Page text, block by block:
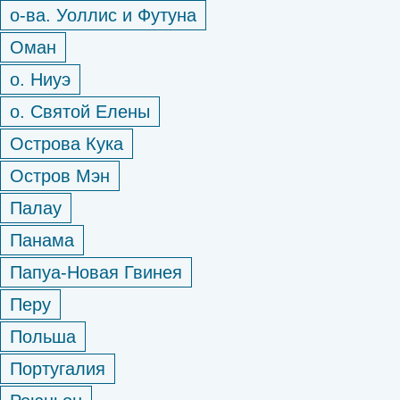
о-ва. Уоллис и Футуна
Оман
о. Ниуэ
о. Святой Елены
Острова Кука
Остров Мэн
Палау
Панама
Папуа-Новая Гвинея
Перу
Польша
Португалия